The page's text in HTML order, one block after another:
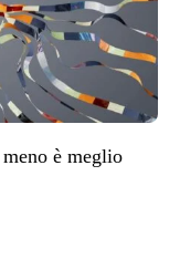
è meglio